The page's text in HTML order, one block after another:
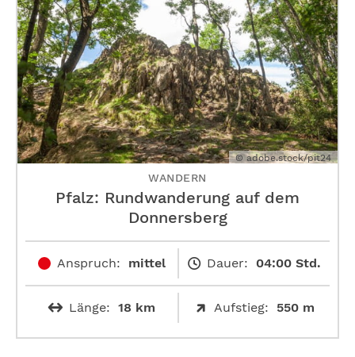
© adobe.stock/pit24
WANDERN
Pfalz: Rundwanderung auf dem
Donnersberg
Anspruch: mittel Dauer: 04:00 Std.
Länge: 18 km Aufstieg: 550 m